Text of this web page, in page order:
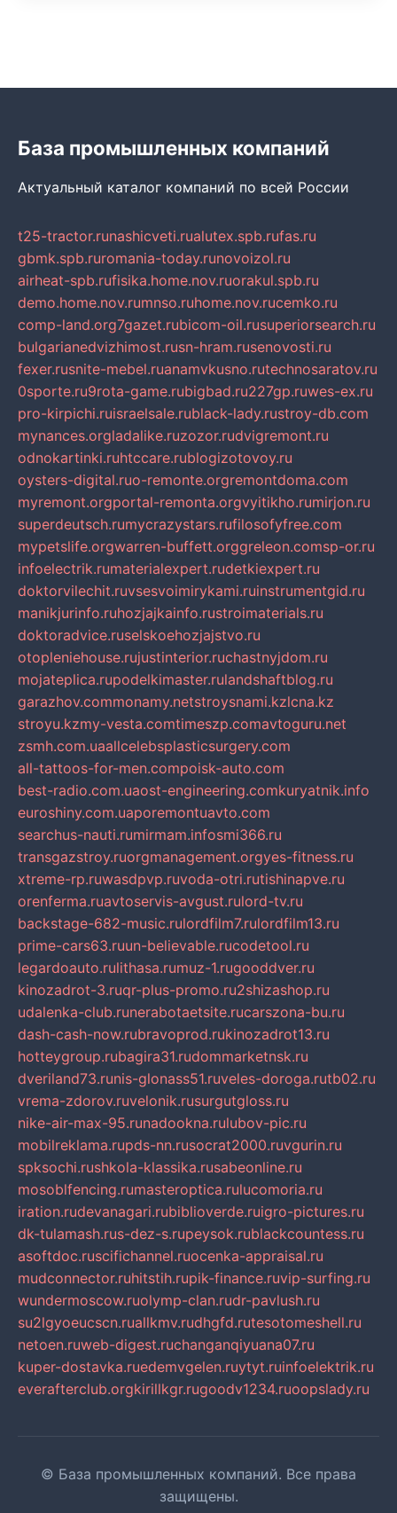
База промышленных компаний
Актуальный каталог компаний по всей России
t25-tractor.runashicveti.rualutex.spb.rufas.ru
gbmk.spb.ruromania-today.runovoizol.ru
airheat-spb.rufisika.home.nov.ruorakul.spb.ru
demo.home.nov.rumnso.ruhome.nov.rucemko.ru
comp-land.org7gazet.rubicom-oil.rusuperiorsearch.ru
bulgarianedvizhimost.rusn-hram.rusenovosti.ru
fexer.rusnite-mebel.ruanamvkusno.rutechnosaratov.ru
0sporte.ru9rota-game.rubigbad.ru227gp.ruwes-ex.ru
pro-kirpichi.ruisraelsale.rublack-lady.rustroy-db.com
mynances.orgladalike.ruzozor.rudvigremont.ru
odnokartinki.ruhtccare.rublogizotovoy.ru
oysters-digital.ruo-remonte.orgremontdoma.com
myremont.orgportal-remonta.orgvyitikho.rumirjon.ru
superdeutsch.rumycrazystars.rufilosofyfree.com
mypetslife.orgwarren-buffett.orggreleon.comsp-or.ru
infoelectrik.rumaterialexpert.rudetkiexpert.ru
doktorvilechit.ruvsesvoimirykami.ruinstrumentgid.ru
manikjurinfo.ruhozjajkainfo.rustroimaterials.ru
doktoradvice.ruselskoehozjajstvo.ru
otopleniehouse.rujustinterior.ruchastnyjdom.ru
mojateplica.rupodelkimaster.rulandshaftblog.ru
garazhov.commonamy.netstroysnami.kzlcna.kz
stroyu.kzmy-vesta.comtimeszp.comavtoguru.net
zsmh.com.uaallcelebsplasticsurgery.com
all-tattoos-for-men.compoisk-auto.com
best-radio.com.uaost-engineering.comkuryatnik.info
euroshiny.com.uaporemontuavto.com
searchus-nauti.rumirmam.infosmi366.ru
transgazstroy.ruorgmanagement.orgyes-fitness.ru
xtreme-rp.ruwasdpvp.ruvoda-otri.rutishinapve.ru
orenferma.ruavtoservis-avgust.rulord-tv.ru
backstage-682-music.rulordfilm7.rulordfilm13.ru
prime-cars63.ruun-believable.rucodetool.ru
legardoauto.rulithasa.rumuz-1.rugooddver.ru
kinozadrot-3.ruqr-plus-promo.ru2shizashop.ru
udalenka-club.runerabotaetsite.rucarszona-bu.ru
dash-cash-now.rubravoprod.rukinozadrot13.ru
hotteygroup.rubagira31.rudommarketnsk.ru
dveriland73.runis-glonass51.ruveles-doroga.rutb02.ru
vrema-zdorov.ruvelonik.rusurgutgloss.ru
nike-air-max-95.runadookna.rulubov-pic.ru
mobilreklama.rupds-nn.rusocrat2000.ruvgurin.ru
spksochi.rushkola-klassika.rusabeonline.ru
mosoblfencing.rumasteroptica.rulucomoria.ru
iration.rudevanagari.rubiblioverde.ruigro-pictures.ru
dk-tulamash.rus-dez-s.rupeysok.rublackcountess.ru
asoftdoc.ruscifichannel.ruocenka-appraisal.ru
mudconnector.ruhitstih.rupik-finance.ruvip-surfing.ru
wundermoscow.ruolymp-clan.rudr-pavlush.ru
su2lgyoeucscn.ruallkmv.rudhgfd.rutesotomeshell.ru
netoen.ruweb-digest.ruchanganqiyuana07.ru
kuper-dostavka.ruedemvgelen.ruytyt.ruinfoelektrik.ru
everafterclub.orgkirillkgr.rugoodv1234.ruoopslady.ru
© База промышленных компаний. Все права
защищены.